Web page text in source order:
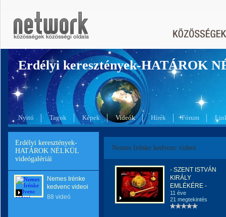
Erdélyi keresztények-HATÁROK
Nyitó Tagok Képek Videók Hírek Fórum
Erdélyi keresztények-
HATÁROK NÉLKÜL
videógalériái
Nemes Irénke
kedvenc videoi
88 videó
Nemes Irénke kedvenc videoi
- SZENT ISTVÁN
KIRÁLY
EMLÉKÉRE -
11 éve
21 megtekintés